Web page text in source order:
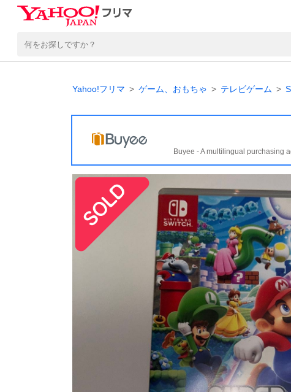
Yahoo!フリマ ゲーム、おもちゃ テレビゲーム
Buyee - A multilingual purchasing